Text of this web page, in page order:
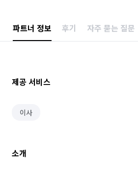
파트너 정보 후기 자주 묻는 질문
제공 서비스
이사
소개